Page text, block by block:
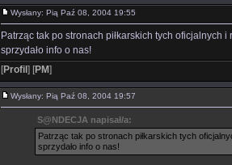
Wysłany: Pią Paź 08, 2004 19:55
Patrząc tak po stronach piłkarskich tych oficjalnych
sprzydało info o nas!
[Profil ] [PM]
Wysłany: Pią Paź 08, 2004 19:57
S@NDECJA napisał/a:
Patrząc tak po stronach piłkarskich tych
sprzydało info o nas!